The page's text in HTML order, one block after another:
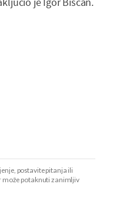
postavite pitanja ili
može potaknuti zanimljiv